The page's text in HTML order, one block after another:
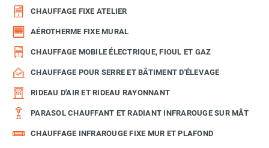
CHAUFFAGE FIXE ATELIER
AÉROTHERME FIXE MURAL
CHAUFFAGE MOBILE ÉLECTRIQUE, FIOUL ET GAZ
CHAUFFAGE POUR SERRE ET BÂTIMENT D'ÉLEVAGE
RIDEAU D'AIR ET RIDEAU RAYONNANT
PARASOL CHAUFFANT ET RADIANT INFRAROUGE SUR MÂT
CHAUFFAGE INFRAROUGE FIXE MUR ET PLAFOND